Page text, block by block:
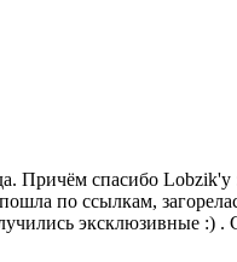
Причём спасибо
по ссылкам,
эксклюзивные :) .